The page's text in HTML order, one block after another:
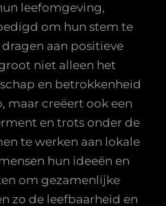
leefomgeving,
om hun stem te
aan positieve
niet alleen het
en betrokkenheid
maar creëert ook een
en trots onder de
te werken aan lokale
hun ideeën en
om gezamenlijke
zo de leefbaarheid en